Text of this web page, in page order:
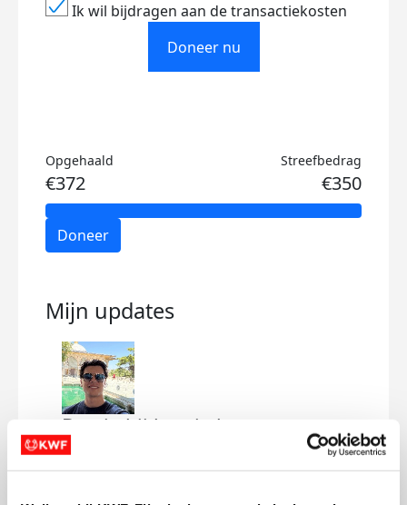
Ik wil bijdragen aan de transactiekosten
Doneer nu
Opgehaald
€372
Streefbedrag
€350
Doneer
Mijn updates
Beetje bij beetje begonnen
donderdag 5 februari 2026